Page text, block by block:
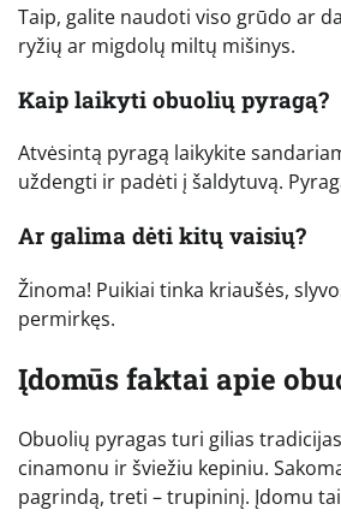
Taip, galite naudoti viso grūdo ar
ryžių ar migdolų miltų mišinys.
Kaip laikyti obuolių pyragą?
Atvėsintą pyragą laikykite
uždengti ir padėti į šaldytuvą.
Ar galima dėti kitų vaisių?
Žinoma! Puikiai tinka kriaušės,
permirkęs.
Įdomūs faktai apie
Obuolių pyragas turi gilias
cinamonu ir šviežiu kepiniu.
pagrindą, treti – trupininį. Įdomu